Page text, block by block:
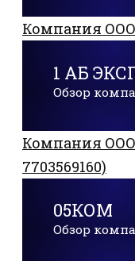
Компания
1 АБ
Обзор
Компания
7703569160)
05КОМ
Обзор